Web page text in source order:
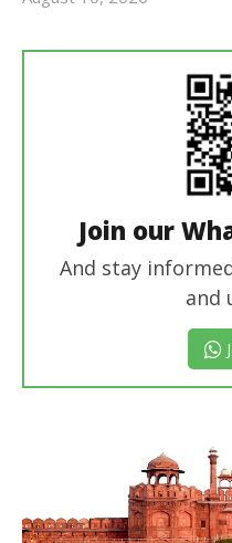
Join our
And stay
and